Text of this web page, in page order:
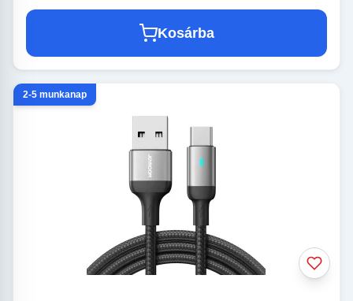
Kosárba
2-5 munkanap